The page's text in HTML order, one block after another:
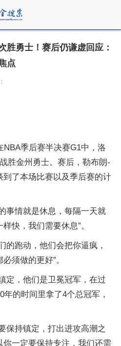
胜勇士！赛后仍谦虚回应：
点
NBA季后赛半决赛G1中，洛
胜金州勇士。赛后，勒布朗-
了本场比赛以及季后赛的计
事情就是休息，每隔一天就
快，我们需要休息”。
的跑动，他们会把你逼疯，
须做的更好”。
定，他们是卫冕冠军，在过
的时间里拿了4个总冠军，
保持镇定，打出进攻高潮之
你一定要保持专注，我们还需